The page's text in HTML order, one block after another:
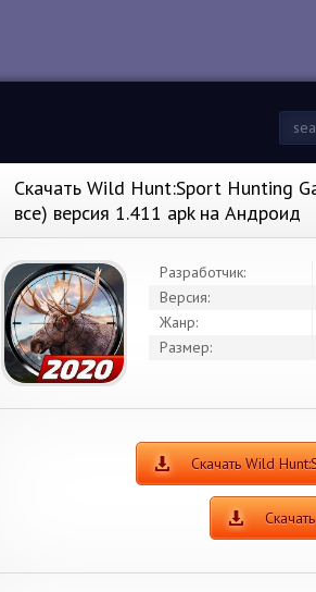
Скачать Wild Hunt:Sport Hunting
все) версия 1.411 apk на Андроид
Разработчик:
Версия:
Жанр:
Размер:
Скачать Wild